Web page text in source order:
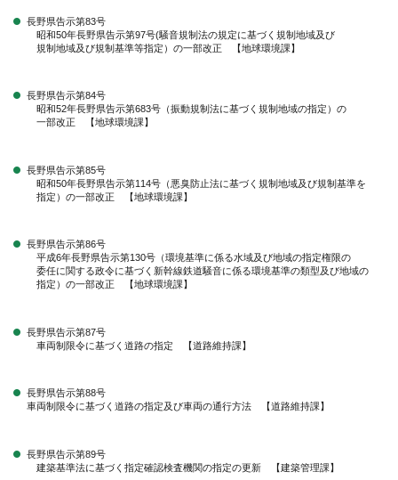
長野県告示第83号
昭和50年長野県告示第97号(騒音規制法の規定に基づく規制地域及び
規制地域及び規制基準等指定）の一部改正 【地球環境課】
長野県告示第84号
昭和52年長野県告示第683号（振動規制法に基づく規制地域の指定）の
一部改正 【地球環境課】
長野県告示第85号
昭和50年長野県告示第114号（悪臭防止法に基づく規制地域及び規制基準を
指定）の一部改正 【地球環境課】
長野県告示第86号
平成6年長野県告示第130号（環境基準に係る水域及び地域の指定権限の
委任に関する政令に基づく新幹線鉄道騒音に係る環境基準の類型及び地域の
指定）の一部改正 【地球環境課】
長野県告示第87号
車両制限令に基づく道路の指定 【道路維持課】
長野県告示第88号
車両制限令に基づく道路の指定及び車両の通行方法 【道路維持課】
長野県告示第89号
建築基準法に基づく指定確認検査機関の指定の更新 【建築管理課】